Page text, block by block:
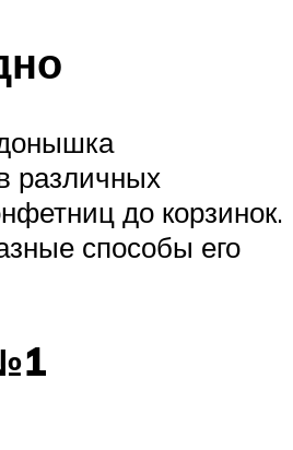
различных
до корзинок.
способы его